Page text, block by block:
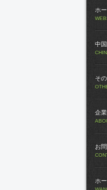
ホ
中
そ
企
お
ホ